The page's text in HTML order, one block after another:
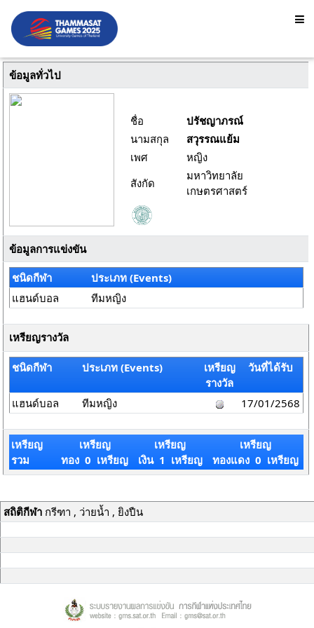
ข้อมูลทั่วไป
ชื่อ
ปรัชญาภรณ์
นามสกุล
สวุรรณแย้ม
เพศ
หญิง
สังกัด
มหาวิทยาลัย
เกษตรศาสตร์
ข้อมูลการแข่งขัน
ชนิดกีฬา
ประเภท (Events)
แฮนด์บอล
ทีมหญิง
เหรียญรางวัล
ชนิดกีฬา ประเภท (Events)
เหรียญ
รางวัล
วันที่ได้รับ
แฮนด์บอล ทีมหญิง 17/01/2568
เหรียญ
รวม
เหรียญ
ทอง 0 เหรียญ
เหรียญ
เงิน 1 เหรียญ
เหรียญ
ทองแดง 0 เหรียญ
สถิติกีฬากรีฑา , ว่ายน้ำ , ยิงปืน